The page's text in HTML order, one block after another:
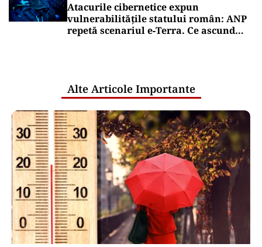
Atacurile cibernetice expun
vulnerabilitățile statului român: ANP
repetă scenariul e‑Terra. Ce ascund
Alte Articole Importante